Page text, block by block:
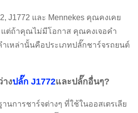
J1772 และ Mennekes คุณคงเคย
ต่ถ้าคุณไม่มีโอกาส คุณคงเจอคำ
ำเหล่านั้นคือประเภทปลั๊กชาร์จรถยนต์
างปลั๊ก J1772และปลั๊กอื่นๆ?
นการชาร์จต่างๆ ที่ใช้ในออสเตรเลีย